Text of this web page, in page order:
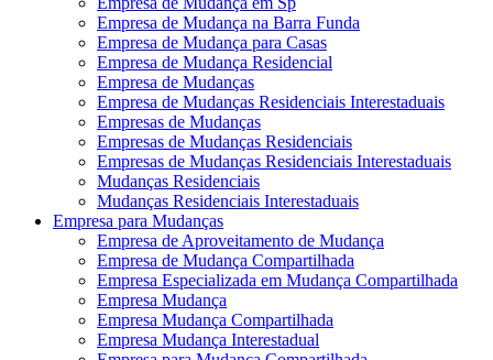
Empresa de Mudança na Barra Funda
Empresa de Mudança para Casas
Empresa de Mudança Residencial
Empresa de Mudanças
Empresa de Mudanças Residenciais Interestaduais
Empresas de Mudanças
Empresas de Mudanças Residenciais
Empresas de Mudanças Residenciais Interestaduais
Mudanças Residenciais
Mudanças Residenciais Interestaduais
Empresa para Mudanças
Empresa de Aproveitamento de Mudança
Empresa de Mudança Compartilhada
Empresa Especializada em Mudança Compartilhada
Empresa Mudança
Empresa Mudança Compartilhada
Empresa Mudança Interestadual